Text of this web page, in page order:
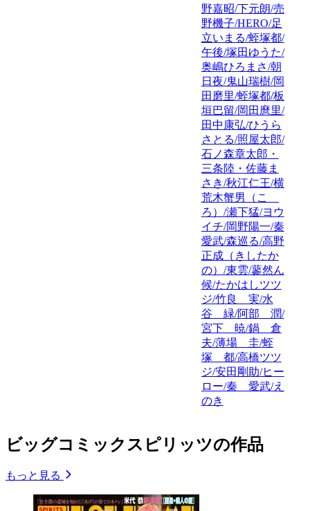
野嘉昭/下元朗/売
野機子/HERO/足
立いまる/蛭塚都/
午後/塚田ゆうた/
奥嶋ひろまさ/朝
日夜/鬼山瑞樹/岡
田磨里/蛭塚都/板
垣巴留/岡田麿里/
田中康弘/ひうら
さとる/照屋太郎/
石ノ森章太郎・
三条陸・佐藤ま
さき/秋江仁王/横
荒木蟹男（こゝ
ろ）/瀬下猛/ヨウ
イチ/岡野陽一/秦
愛武/森巡る/高野
正成（きしたか
の）/東雲/蓼然ん
候/たかはしツツ
ジ/竹良 実/水
谷 緑/阿部 潤/
宮下 暁/鍋 倉
夫/薄場 圭/蛭
塚 都/高橋ツツ
ジ/安田剛助/ヒー
ロー/秦 愛武/え
のき
ビッグコミックスピリッツの作品
もっと見る